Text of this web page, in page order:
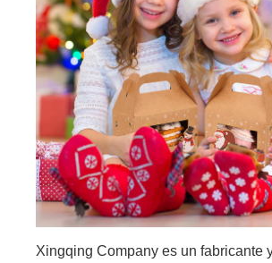
Xingqing Company es un fabricante